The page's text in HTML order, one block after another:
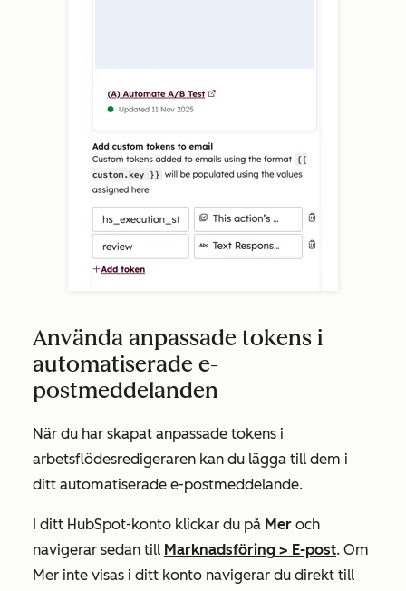
Använda anpassade tokens i
automatiserade e-
postmeddelanden
När du har skapat anpassade tokens i
arbetsflödesredigeraren kan du lägga till dem i
ditt automatiserade e-postmeddelande.
I ditt HubSpot-konto klickar du på Mer och
navigerar sedan till Marknadsföring > E-post. Om
Mer inte visas i ditt konto navigerar du direkt till